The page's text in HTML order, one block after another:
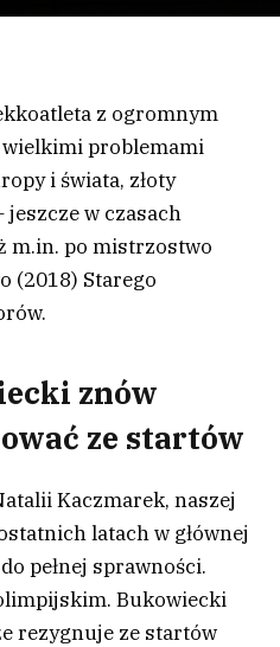
z ogromnym
wielkimi problemami
i świata, złoty
w czasach
m.in. po mistrzostwo
(2018) Starego
znów
ze startów
Kaczmarek, naszej
latach w głównej
pełnej sprawności.
Bukowiecki
rezygnuje ze startów